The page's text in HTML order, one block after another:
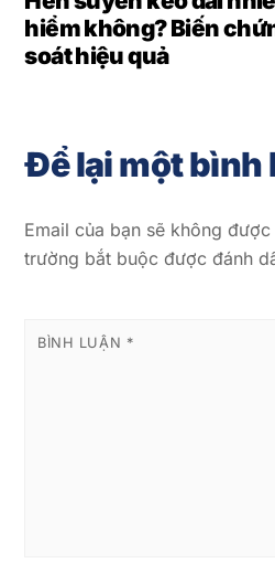
hiểm không? Biến
soát hiệu quả
Để lại một bình
Email của bạn sẽ không
trường bắt buộc được đánh
BÌNH LUẬN *